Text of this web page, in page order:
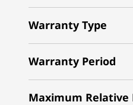
Warranty Type
Warranty Period
Maximum Relative